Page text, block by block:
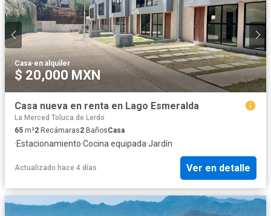
Casa·en alquiler
$ 20,000 MXN
Casa nueva en renta en Lago Esmeralda
La Merced Toluca de Lerdo
65 m²2 Recámaras2 BañosCasa
·Estacionamiento·Cocina equipada·Jardín
Actualizado hace 4 días Ver en detalle